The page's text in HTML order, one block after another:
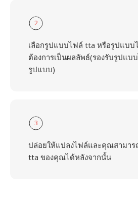
2
เลือกรูปแบบไฟล์ tta หรือรูปแบบ
ต้องการเป็นผลลัพธ์(รองรับรูปแบ
รูปแบบ)
3
ปล่อยให้แปลงไฟล์และคุณสามา
tta ของคุณได้หลังจากนั้น